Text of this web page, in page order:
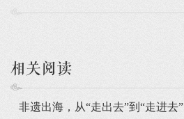
相关阅读
非遗出海，从“走出去”到“走进去”